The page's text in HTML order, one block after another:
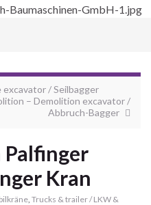
excavator / Seilbagger
– Demolition excavator /
Abbruch-Bagger
Kran
Trucks & trailer / LKW &